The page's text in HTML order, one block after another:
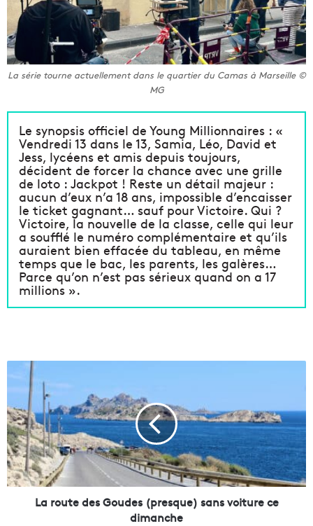
La série tourne actuellement dans le quartier du Camas à Marseille ©
MG
Le synopsis officiel de Young Millionnaires : «
Vendredi 13 dans le 13, Samia, Léo, David et
Jess, lycéens et amis depuis toujours,
décident de forcer la chance avec une grille
de loto : Jackpot ! Reste un détail majeur :
aucun d’eux n’a 18 ans, impossible d’encaisser
le ticket gagnant… sauf pour Victoire. Qui ?
Victoire, la nouvelle de la classe, celle qui leur
a soufflé le numéro complémentaire et qu’ils
auraient bien effacée du tableau, en même
temps que le bac, les parents, les galères…
Parce qu’on n’est pas sérieux quand on a 17
millions ».
o
u
t
e
d
e
La route des Goudes (presque) sans voiture ce
dimanche